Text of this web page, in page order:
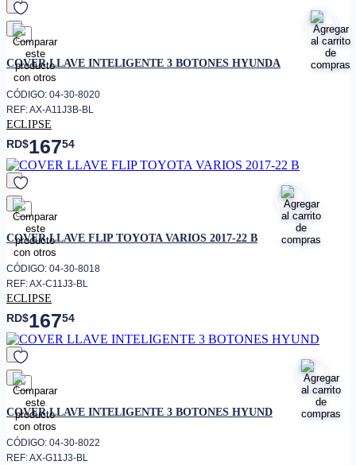
favorito
COVER LLAVE INTELIGENTE 3 BOTONES HYUNDA
CÓDIGO: 04-30-8020
REF: AX-A11J3B-BL
ECLIPSE
RD$16754
favorito
COVER LLAVE FLIP TOYOTA VARIOS 2017-22 B
CÓDIGO: 04-30-8018
REF: AX-C11J3-BL
ECLIPSE
RD$16754
favorito
COVER LLAVE INTELIGENTE 3 BOTONES HYUND
CÓDIGO: 04-30-8022
REF: AX-G11J3-BL